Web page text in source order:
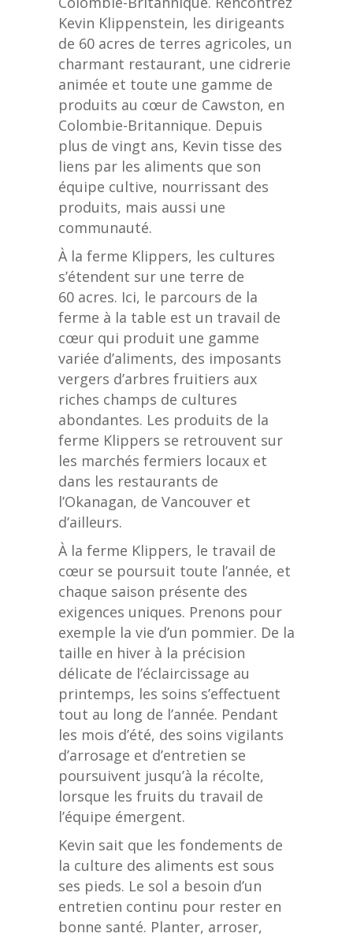
Kevin Klippenstein, les dirigeants
de 60 acres de terres agricoles, un
charmant restaurant, une cidrerie
animée et toute une gamme de
produits au cœur de Cawston, en
Colombie-Britannique. Depuis
plus de vingt ans, Kevin tisse des
liens par les aliments que son
équipe cultive, nourrissant des
produits, mais aussi une
communauté.
À la ferme Klippers, les cultures
s’étendent sur une terre de
60 acres. Ici, le parcours de la
ferme à la table est un travail de
cœur qui produit une gamme
variée d’aliments, des imposants
vergers d’arbres fruitiers aux
riches champs de cultures
abondantes. Les produits de la
ferme Klippers se retrouvent sur
les marchés fermiers locaux et
dans les restaurants de
l’Okanagan, de Vancouver et
d’ailleurs.
À la ferme Klippers, le travail de
cœur se poursuit toute l’année, et
chaque saison présente des
exigences uniques. Prenons pour
exemple la vie d’un pommier. De la
taille en hiver à la précision
délicate de l’éclaircissage au
printemps, les soins s’effectuent
tout au long de l’année. Pendant
les mois d’été, des soins vigilants
d’arrosage et d’entretien se
poursuivent jusqu’à la récolte,
lorsque les fruits du travail de
l’équipe émergent.
Kevin sait que les fondements de
la culture des aliments est sous
ses pieds. Le sol a besoin d’un
entretien continu pour rester en
bonne santé. Planter, arroser,